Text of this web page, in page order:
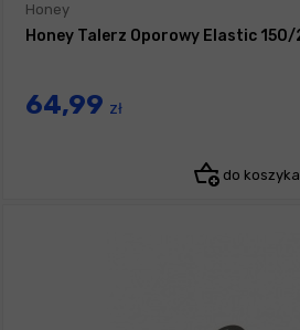
Honey
Honey Talerz Oporowy Elastic 150/
64,99 zł
do koszyka